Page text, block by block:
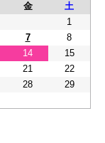
金
土
1
7
8
14
15
21
22
28
29